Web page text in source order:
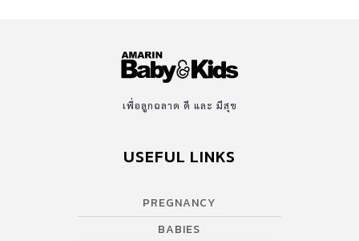
เพื่อลูกฉลาด ดี และ มีสุข
USEFUL LINKS
PREGNANCY
BABIES